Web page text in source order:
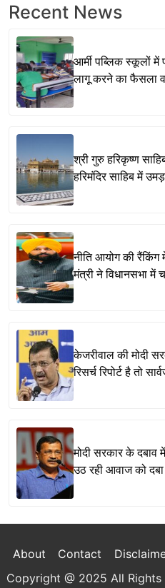
Recent News
आर्मी पब्लिक स्कूलों में
लागू करने का फैसला
श्री गुरु हरिकृष्ण
हरिमंदिर साहिब में
नीति आयोग की रैंकिंग
मंत्री ने विधानसभा में
केजरीवाल की मोदी
रिसर्च रिपोर्ट है तो
मोदी सरकार के
उठ रही आवाज को
About Contact
Copyright @ 2025 All Rights